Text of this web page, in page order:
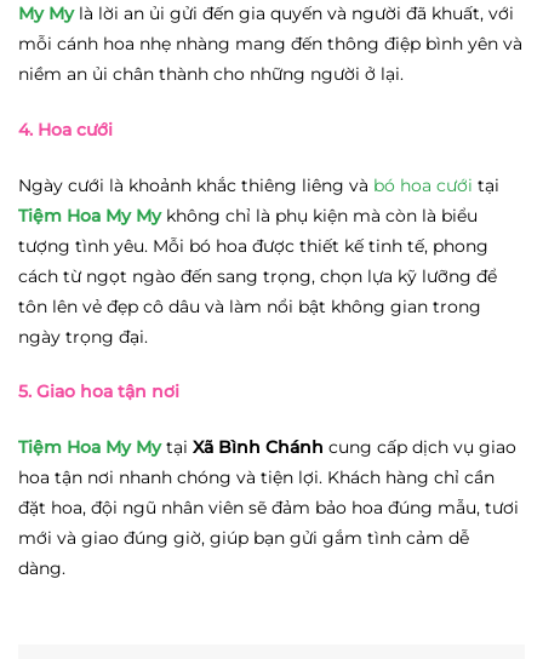
My My là lời an ủi gửi đến gia quyến và người đã khuất, với
mỗi cánh hoa nhẹ nhàng mang đến thông điệp bình yên và
niềm an ủi chân thành cho những người ở lại.
4. Hoa cưới
Ngày cưới là khoảnh khắc thiêng liêng và bó hoa cưới tại
Tiệm Hoa My Mykhông chỉ là phụ kiện mà còn là biểu
tượng tình yêu. Mỗi bó hoa được thiết kế tinh tế, phong
cách từ ngọt ngào đến sang trọng, chọn lựa kỹ lưỡng để
tôn lên vẻ đẹp cô dâu và làm nổi bật không gian trong
ngày trọng đại.
5. Giao hoa tận nơi
Tiệm Hoa My Mytại Xã Bình Chánh cung cấp dịch vụ giao
hoa tận nơi nhanh chóng và tiện lợi. Khách hàng chỉ cần
đặt hoa, đội ngũ nhân viên sẽ đảm bảo hoa đúng mẫu, tươi
mới và giao đúng giờ, giúp bạn gửi gắm tình cảm dễ
dàng.